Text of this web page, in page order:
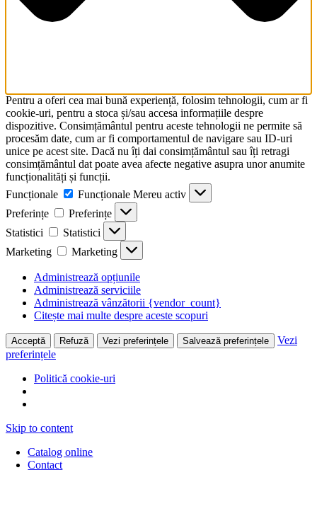
Pentru a oferi cea mai bună experiență, folosim tehnologii, cum ar fi
cookie-uri, pentru a stoca și/sau accesa informațiile despre
dispozitive. Consimțământul pentru aceste tehnologii ne permite să
procesăm date, cum ar fi comportamentul de navigare sau ID-uri
unice pe acest site. Dacă nu îți dai consimțământul sau îți retragi
consimțământul dat poate avea afecte negative asupra unor anumite
funcționalități și funcții.
Funcționale
Funcționale Mereu activ
Preferințe
Preferințe
Statistici
Statistici
Marketing
Marketing
Administrează opțiunile
Administrează serviciile
Administrează vânzătorii {vendor_count}
Citește mai multe despre aceste scopuri
Acceptă Refuză Vezi preferințele Salvează preferințele
Vezi
preferințele
Politică cookie-uri
Skip to content
Catalog online
Contact